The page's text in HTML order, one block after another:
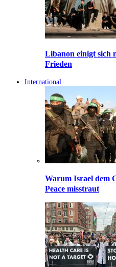
Libanon einigt sich
Frieden
International
Warum Israel dem
Peace misstraut